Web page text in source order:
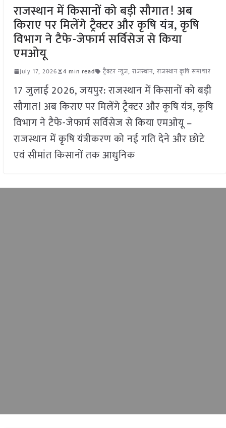
राजस्थान में किसानों को बड़ी सौगात! अब
किराए पर मिलेंगे ट्रैक्टर और कृषि यंत्र, कृषि
विभाग ने टैफे-जेफार्म सर्विसेज से किया
एमओयू
July 17, 2026 4 min read ट्रैक्टर न्यूज़, राजस्थान, राजस्थान कृषि समाचार
17 जुलाई 2026, जयपुर: राजस्थान में किसानों को बड़ी
सौगात! अब किराए पर मिलेंगे ट्रैक्टर और कृषि यंत्र, कृषि
विभाग ने टैफे-जेफार्म सर्विसेज से किया एमओयू –
राजस्थान में कृषि यंत्रीकरण को नई गति देने और छोटे
एवं सीमांत किसानों तक आधुनिक